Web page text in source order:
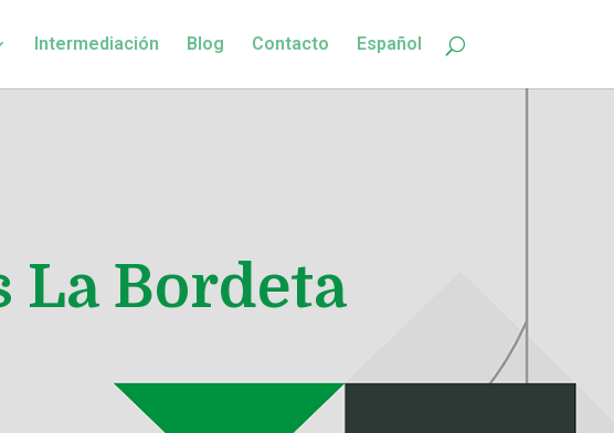
Intermediación Blog Contacto Español
Bordeta